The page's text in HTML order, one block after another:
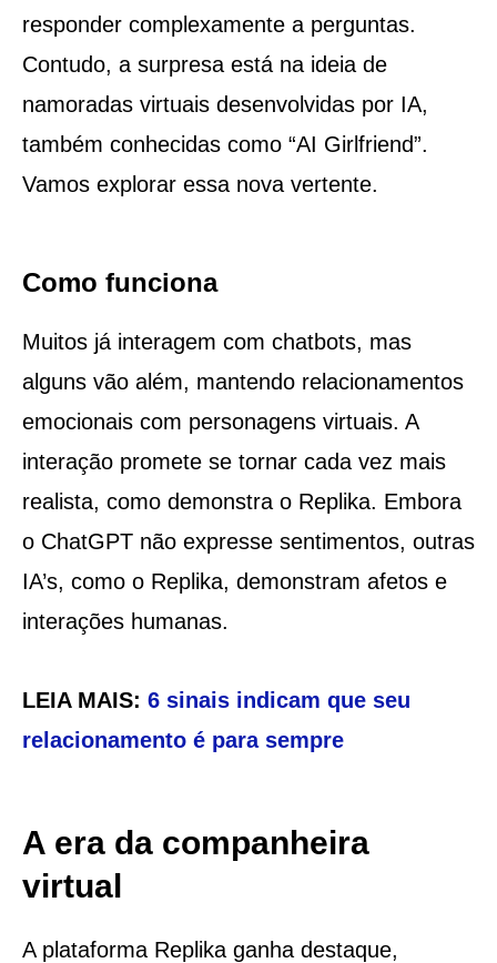
responder complexamente a perguntas.
Contudo, a surpresa está na ideia de
namoradas virtuais desenvolvidas por IA,
também conhecidas como “AI Girlfriend”.
Vamos explorar essa nova vertente.
Como funciona
Muitos já interagem com chatbots, mas
alguns vão além, mantendo relacionamentos
emocionais com personagens virtuais. A
interação promete se tornar cada vez mais
realista, como demonstra o Replika. Embora
o ChatGPT não expresse sentimentos, outras
IA’s, como o Replika, demonstram afetos e
interações humanas.
LEIA MAIS: 6 sinais indicam que seu
relacionamento é para sempre
A era da companheira
virtual
A plataforma Replika ganha destaque,